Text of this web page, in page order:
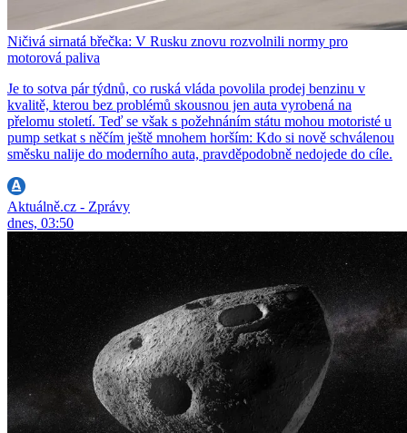
Ničivá sirnatá břečka: V Rusku znovu rozvolnili normy pro
motorová paliva
Je to sotva pár týdnů, co ruská vláda povolila prodej benzinu v
kvalitě, kterou bez problémů skousnou jen auta vyrobená na
přelomu století. Teď se však s požehnáním státu mohou motoristé u
pump setkat s něčím ještě mnohem horším: Kdo si nově schválenou
směsku nalije do moderního auta, pravděpodobně nedojede do cíle.
Aktuálně.cz - Zprávy
dnes, 03:50